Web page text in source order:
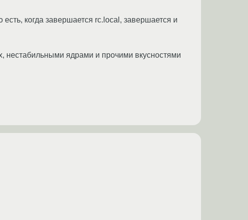
есть, когда завершается rc.local, завершается и
нестабильными ядрами и прочими вкусностями